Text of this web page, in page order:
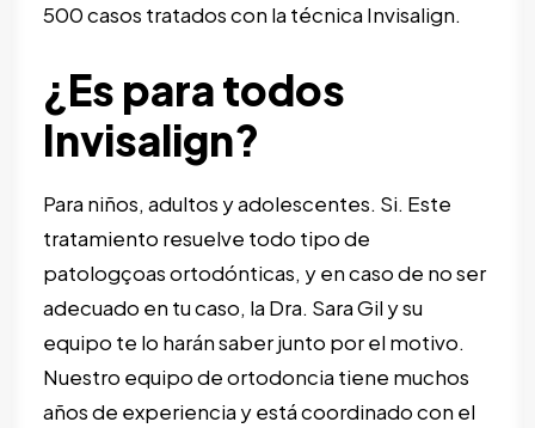
500 casos tratados con la técnica Invisalign.
¿Es para todos
Invisalign?
Para niños, adultos y adolescentes. Si. Este
tratamiento resuelve todo tipo de
patologçoas ortodónticas, y en caso de no ser
adecuado en tu caso, la Dra. Sara Gil y su
equipo te lo harán saber junto por el motivo.
Nuestro equipo deortodoncia tiene muchos
años de experiencia y está coordinado con el